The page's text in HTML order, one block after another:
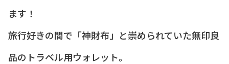
ます！
旅行好きの間で「神財布」と崇められていた無印良
品のトラベル用ウォレット。